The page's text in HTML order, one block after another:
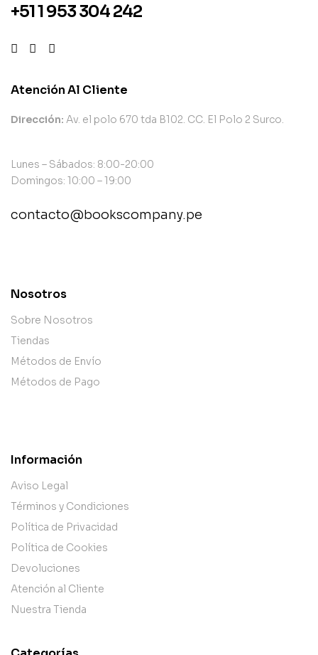
+51 1 953 304 242
Atención Al Cliente
Dirección: Av. el polo 670 tda B102. CC. El Polo 2 Surco.
Lunes – Sábados: 8:00-20:00
Domingos: 10:00 – 19:00
contacto@bookscompany.pe
Nosotros
Sobre Nosotros
Tiendas
Métodos de Envío
Métodos de Pago
Información
Aviso Legal
Términos y Condiciones
Política de Privacidad
Política de Cookies
Devoluciones
Atención al Cliente
Nuestra Tienda